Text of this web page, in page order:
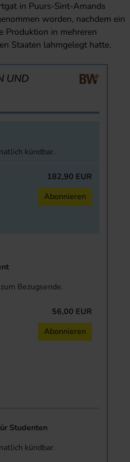
in Puurs-Sint-Amands
worden, nachdem ein
Produktion in mehreren
Staaten lahmgelegt hatte.
UND
kündbar.
182,90 EUR
Abonnieren
Bezugsende.
56,00 EUR
Abonnieren
Studenten
kündbar.